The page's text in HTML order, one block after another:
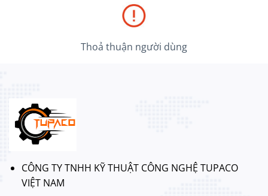
Thoả thuận người dùng
CÔNG TY TNHH KỸ THUẬT CÔNG NGHỆ TUPACO
VIỆT NAM